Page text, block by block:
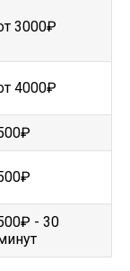
3000₽
4000₽
- 30